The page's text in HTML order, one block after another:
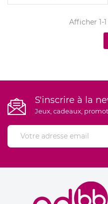
Afficher 1-
S'inscrire à la
Jeux, cadeaux,